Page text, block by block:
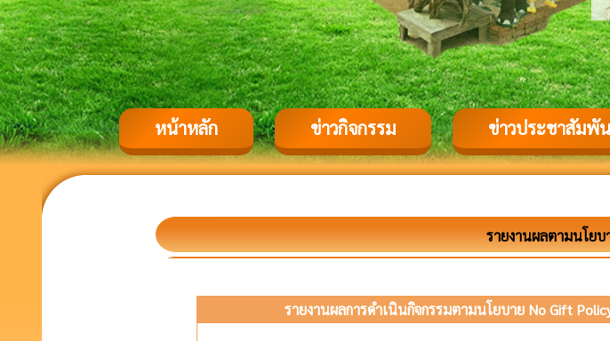
หน้าหลัก ข่าวกิจกรรม ข่าวประชาสัมพั
รายงานผลตามนโยบ
รายงานผลการดำเนินกิจกรรมตามนโยบาย No Gift